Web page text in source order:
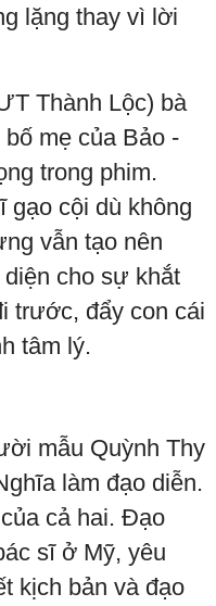
lặng thay vì lời
Thành Lộc) bà
mẹ của Bảo -
trong phim.
gạo cội dù không
vẫn tạo nên
cho sự khắt
trước, đẩy con cái
tâm lý.
mẫu Quỳnh Thy
làm đạo diễn.
cả hai. Đạo
sĩ ở Mỹ, yêu
kịch bản và đạo